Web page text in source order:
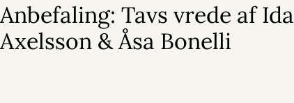
Anbefaling: Tavs vrede af Ida
Axelsson & Åsa Bonelli